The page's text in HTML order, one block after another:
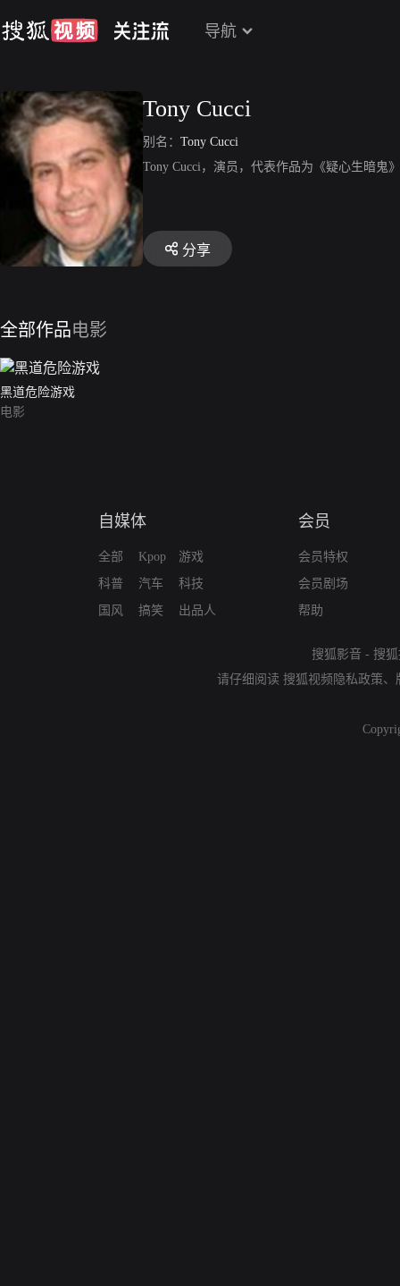
导航
Tony Cucci
别名： Tony Cucci
Tony Cucci，演员，代表作品为《疑心生暗鬼
分享
全部作品电影
黑道危险游戏
电影
自媒体
全部
科普
国风
Kpop
汽车
搞笑
游戏
科技
出品人
会员
会员特权
会员剧场
帮助
搜狐影音 - 搜
请仔细阅读 搜狐视频隐私政策、